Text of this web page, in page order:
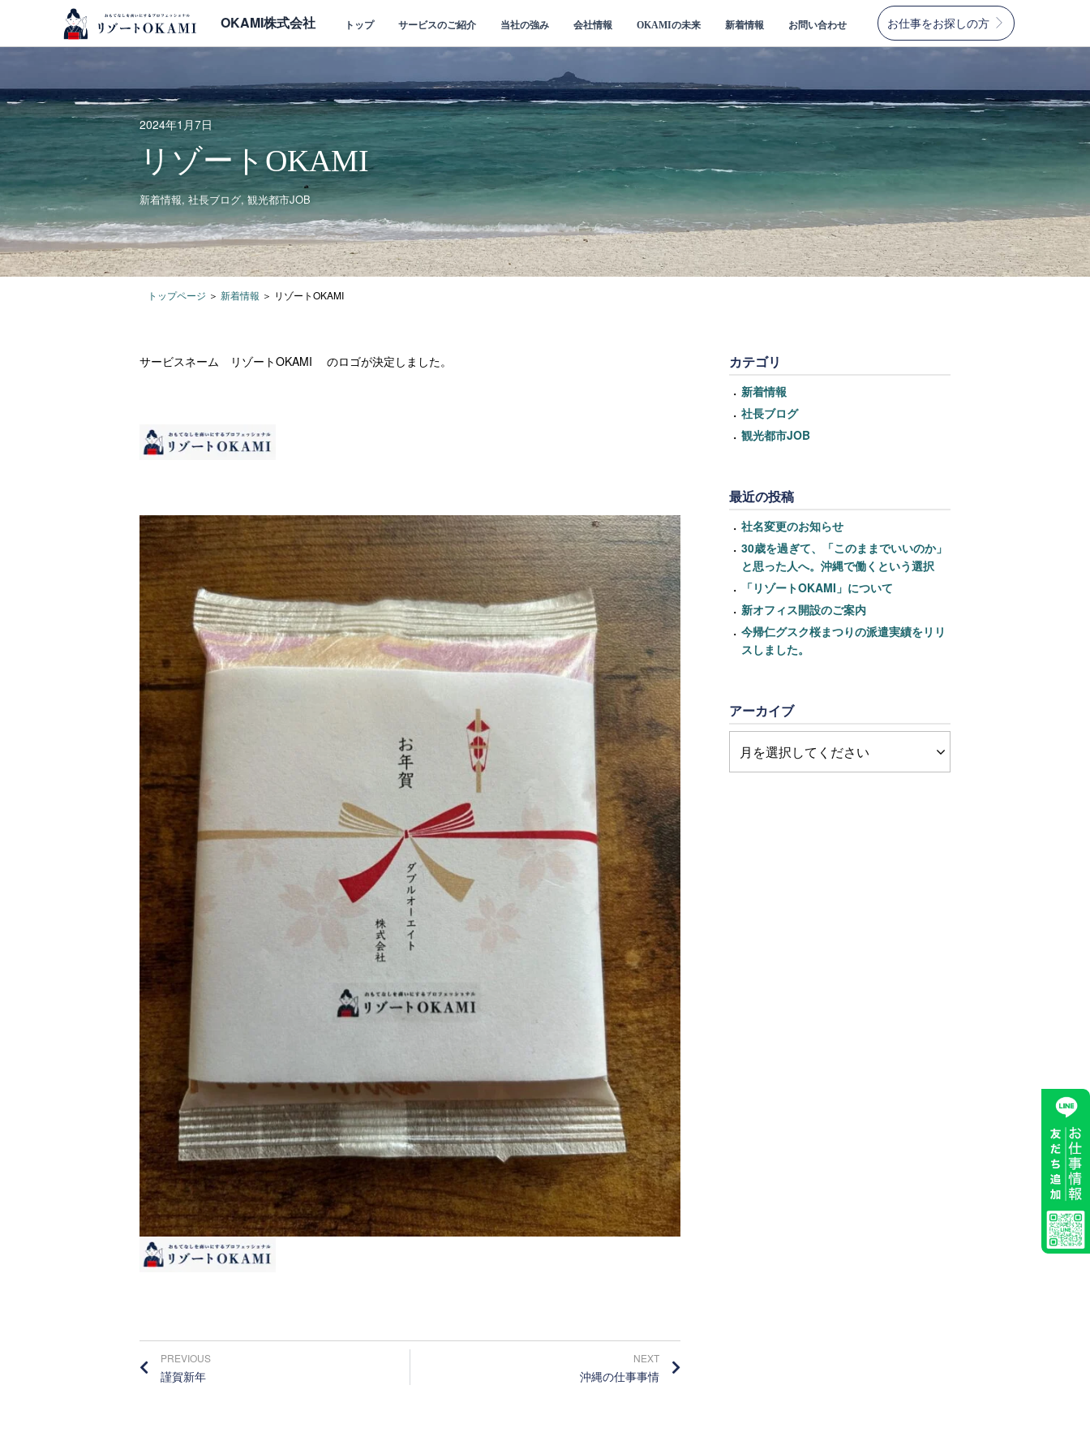
OKAMI株式会社 トップ サービスのご紹介 当社の強み 会社情報 OKAMIの未来 新着情報 お問い合わせ お仕事をお探しの方
2024年1月7日
リゾートOKAMI
新着情報,社長ブログ,観光都市JOB
トップページ ＞ 新着情報 ＞ リゾートOKAMI
サービスネーム リゾートOKAMI のロゴが決定しました。
PREVIOUS
謹賀新年
NEXT
沖縄の仕事事情
カテゴリ
新着情報
社長ブログ
観光都市JOB
最近の投稿
社名変更のお知らせ
30歳を過ぎて、「このままでいいのか」
と思った人へ。沖縄で働くという選択
「リゾートOKAMI」について
新オフィス開設のご案内
今帰仁グスク桜まつりの派遣実績をリリ
スしました。
アーカイブ